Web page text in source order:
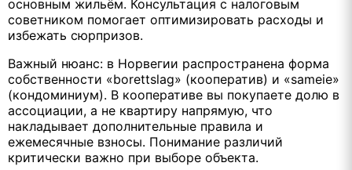
основным жильём. Консультация с налоговым
советником помогает оптимизировать расходы и
избежать сюрпризов.
Важный нюанс: в Норвегии распространена форма
собственности «borettslag» (кооператив) и «sameie»
(кондоминиум). В кооперативе вы покупаете долю в
ассоциации, а не квартиру напрямую, что
накладывает дополнительные правила и
ежемесячные взносы. Понимание различий
критически важно при выборе объекта.